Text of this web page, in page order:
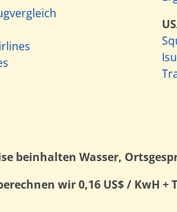
beinhalten Wasser,
wir 0,16 US$ / KwH +